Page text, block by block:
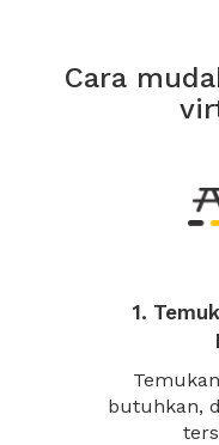
Cara
1.
butuhkan,